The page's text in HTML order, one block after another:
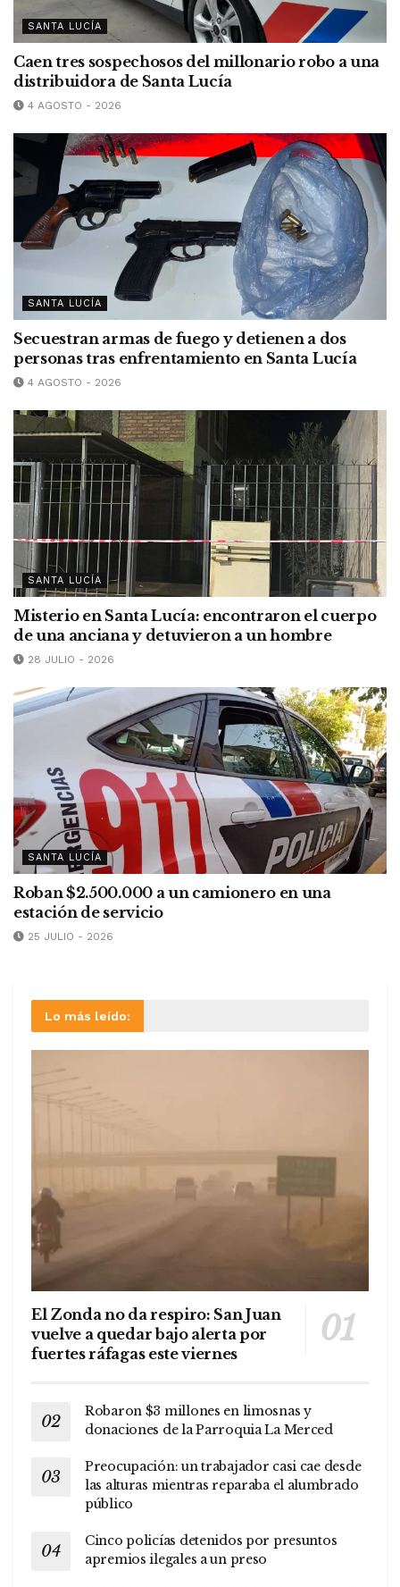
SANTA LUCÍA
Caen tres sospechosos del millonario robo a una
distribuidora de Santa Lucía
4 AGOSTO - 2026
SANTA LUCÍA
Secuestran armas de fuego y detienen a dos
personas tras enfrentamiento en Santa Lucía
4 AGOSTO - 2026
SANTA LUCÍA
Misterio en Santa Lucía: encontraron el cuerpo
de una anciana y detuvieron a un hombre
28 JULIO - 2026
SANTA LUCÍA
Roban $2.500.000 a un camionero en una
estación de servicio
25 JULIO - 2026
Lo más leído:
El Zonda no da respiro: San Juan
vuelve a quedar bajo alerta por
fuertes ráfagas este viernes
Robaron $3 millones en limosnas y
donaciones de la Parroquia La Merced
Preocupación: un trabajador casi cae desde
las alturas mientras reparaba el alumbrado
público
Cinco policías detenidos por presuntos
apremios ilegales a un preso